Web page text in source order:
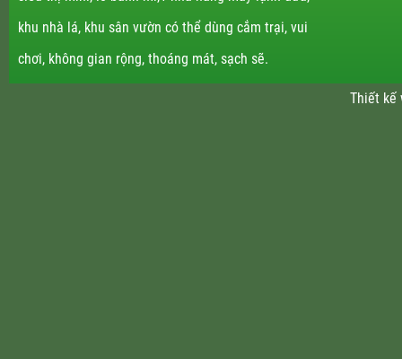
khu nhà lá, khu sân vườn có thể dùng cắm trại, vui
chơi, không gian rộng, thoáng mát, sạch sẽ.
Thiết kế